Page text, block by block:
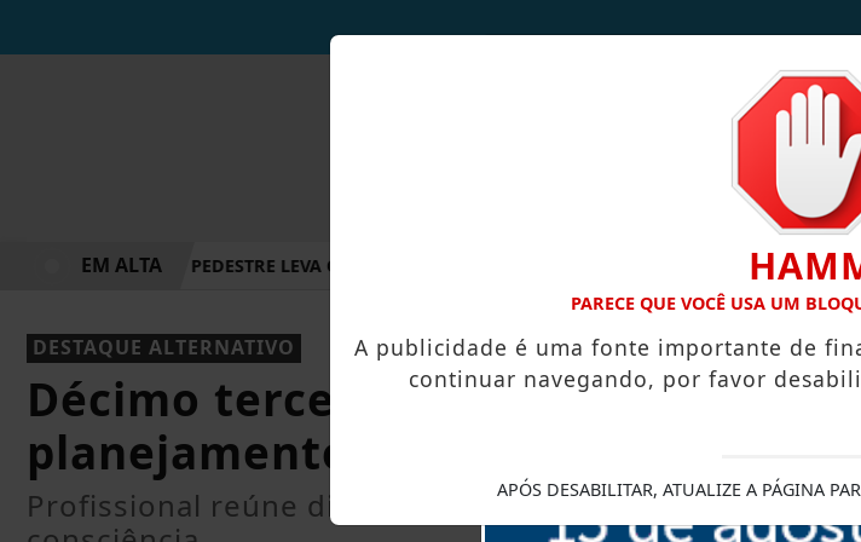
NOTÍCIAS
AÇÃO NO DIA DO PEDESTRE LEVA ORIENTAÇÃO E ESCUTA PÚBLICA A VILA NOVA DE COLARES DA
EM ALTA
DESTAQUE ALTERNATIVO
Décimo terceiro salário fortalece o
planejamento financeiro
Profissional reúne dicas para aproveitar o pagamento
PARECE QUE VOCÊ USA UM
A publicidade é uma fonte importante de
continuar navegando, por favor
APÓS DESABILITAR, ATUALIZE A PÁGINA